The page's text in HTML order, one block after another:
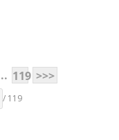
119 >>>
/ 119